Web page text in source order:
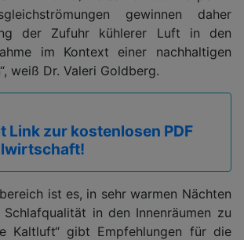
gewinnen daher
der Zufuhr kühlerer Luft in den
im Kontext einer nachhaltigen
weiß Dr. Valeri Goldberg.
Link zur kostenlosen PDF
ist es, in sehr warmen Nächten
in den Innenräumen zu
Kaltluft“ gibt Empfehlungen für die